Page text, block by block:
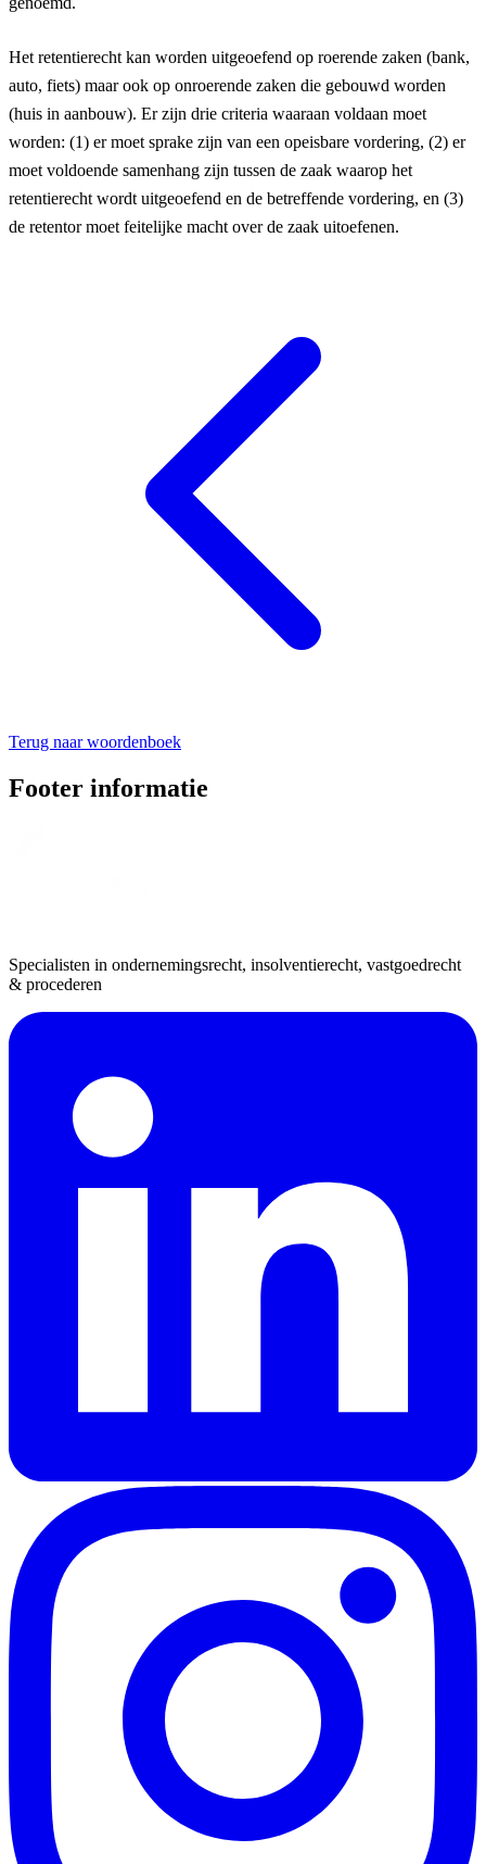
Het retentierecht kan worden uitgeoefend op roerende zaken (bank,
auto, fiets) maar ook op onroerende zaken die gebouwd worden
(huis in aanbouw). Er zijn drie criteria waaraan voldaan moet
worden: (1) er moet sprake zijn van een opeisbare vordering, (2) er
moet voldoende samenhang zijn tussen de zaak waarop het
retentierecht wordt uitgeoefend en de betreffende vordering, en (3)
de retentor moet feitelijke macht over de zaak uitoefenen.
Terug naar woordenboek
Footer informatie
Specialisten in ondernemingsrecht, insolventierecht, vastgoedrecht
& procederen